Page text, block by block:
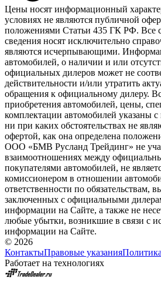
Цены носят информационный
условиях не являются публичной
положениями Статьи 435 ГК РФ. Все
сведения носят исключительно
являются исчерпывающими.
автомобилей, о наличии и или
официальных дилеров может не
действительности и/или утратить
обращения к официальному дилеру.
приобретения автомобилей, цены,
комплектации автомобилей указаны
ни при каких обстоятельствах не
офертой, как она определена
ООО «БМВ Русланд Трейдинг» не
взаимоотношениях между
покупателями автомобилей, не
комиссионером в отношении
ответственности по обязательствам,
заключенных с официальными
информации на Сайте, а также не
любые убытки, возникшие в связи с
информации на Сайте.
© 2026
КонтактыПравовые указания
Работает на технологиях